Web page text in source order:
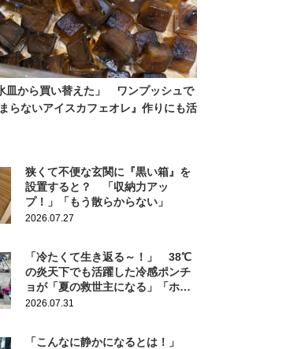
皿から買い替えた」 ワンプッシュで
らないアイスカフェオレ』作りにも活
狭くて不便な玄関に『黒い箱』を
設置すると？ 「収納力アッ
プ！」「もう散らからない」
2026.07.27
「冷たくて生き返る～！」 38℃
の炎天下でも活躍した冷感ポンチ
ョが「夏の救世主になる」「ホン
ト買ってよかった」
2026.07.31
「こんなに静かになるとは！」